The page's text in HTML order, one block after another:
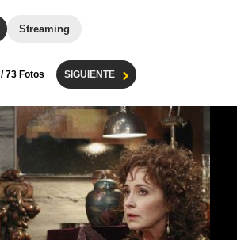
Streaming
/ 73 Fotos SIGUIENTE